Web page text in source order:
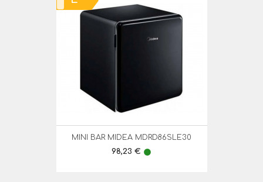
MINI BAR MIDEA MDRD86SLE30
Preço
98,23 € lens